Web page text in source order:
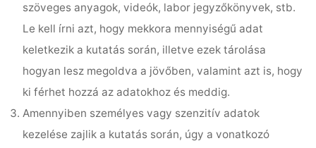
szöveges anyagok, videók, labor jegyzőkönyvek, stb.
Le kell írni azt, hogy mekkora mennyiségű adat
keletkezik a kutatás során, illetve ezek tárolása
hogyan lesz megoldva a jövőben, valamint azt is, hogy
ki férhet hozzá az adatokhoz és meddig.
Amennyiben személyes vagy szenzitív adatok
kezelése zajlik a kutatás során, úgy a vonatkozó